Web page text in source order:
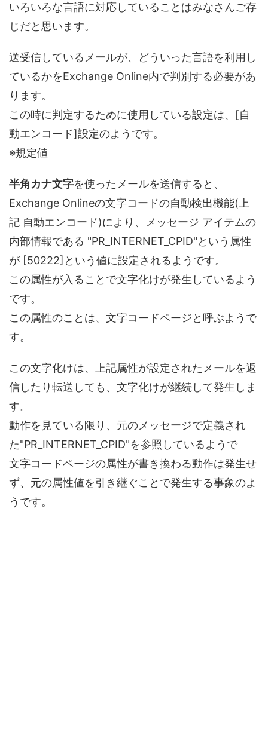
いろいろな言語に対応していることはみなさんご存
じだと思います。
送受信しているメールが、どういった言語を利用し
ているかをExchange Online内で判別する必要があ
ります。
この時に判定するために使用している設定は、[自
動エンコード]設定のようです。
※規定値
半角カナ文字を使ったメールを送信すると、
Exchange Onlineの文字コードの自動検出機能(上
記 自動エンコード)により、メッセージ アイテムの
内部情報である "PR_INTERNET_CPID"という属性
が [50222]という値に設定されるようです。
この属性が入ることで文字化けが発生しているよう
です。
この属性のことは、文字コードページと呼ぶようで
す。
この文字化けは、上記属性が設定されたメールを返
信したり転送しても、文字化けが継続して発生しま
す。
動作を見ている限り、元のメッセージで定義され
た"PR_INTERNET_CPID"を参照しているようで
文字コードページの属性が書き換わる動作は発生せ
ず、元の属性値を引き継ぐことで発生する事象のよ
うです。